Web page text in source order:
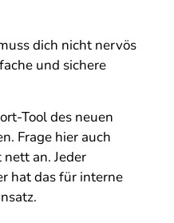
dich nicht nervös
und sichere
Tool des neuen
Frage hier auch
an. Jeder
hat das für interne